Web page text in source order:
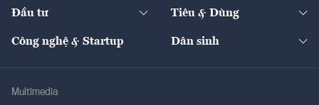
Quản trị số
Tư vấn
Thị trường
Nông sản
The Guide
Đầu tư Tiêu & Dùng
Công nghệ & Startup Dân sinh
Multimedia